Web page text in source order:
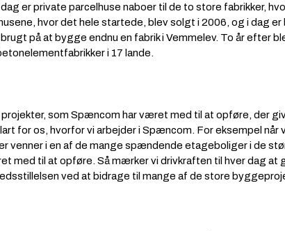
er private parcelhuse naboer til de to store fabrikker,
hvor det hele startede, blev solgt i 2006, og i dag
på at bygge endnu en fabrik i Vemmelev. To år efter
i 17 lande.
som Spæncom har været med til at opføre, der
for os, hvorfor vi arbejder i Spæncom. For eksempel når
venner i en af de mange spændende etageboliger i de
med til at opføre. Så mærker vi drivkraften til hver dag at
ved at bidrage til mange af de store